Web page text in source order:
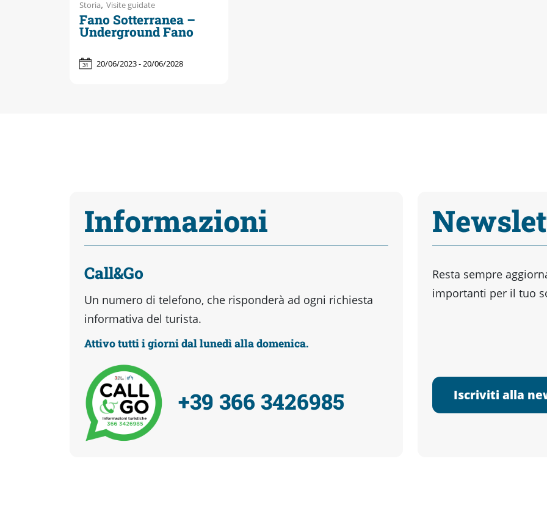
Storia, Visite guidate
Fano Sotterranea –
Underground Fano
20/06/2023 - 20/06/2028
Informazioni
Call&Go
Un numero di telefono, che risponderà ad ogni richiesta
informativa del turista.
Attivo tutti i giorni dal lunedì alla domenica.
+39 366 3426985
Resta sempre
importanti per il tuo
Iscriviti alla